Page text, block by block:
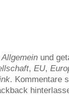
Allgemein und
, EU,
. Kommentare